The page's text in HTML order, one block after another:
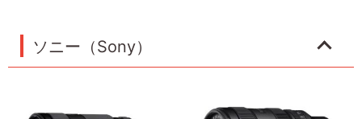
ソニー（Sony）